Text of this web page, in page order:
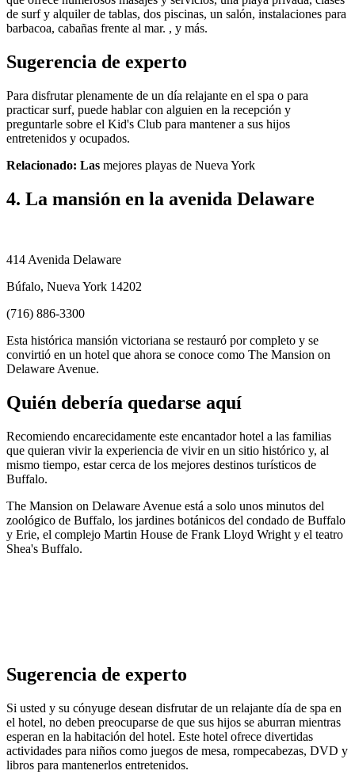
de surf y alquiler de tablas, dos piscinas, un salón, instalaciones para
barbacoa, cabañas frente al mar. , y más.
Sugerencia de experto
Para disfrutar plenamente de un día relajante en el spa o para
practicar surf, puede hablar con alguien en la recepción y
preguntarle sobre el Kid's Club para mantener a sus hijos
entretenidos y ocupados.
Relacionado: Las mejores playas de Nueva York
4. La mansión en la avenida Delaware
414 Avenida Delaware
Búfalo, Nueva York 14202
(716) 886-3300
Esta histórica mansión victoriana se restauró por completo y se
convirtió en un hotel que ahora se conoce como The Mansion on
Delaware Avenue.
Quién debería quedarse aquí
Recomiendo encarecidamente este encantador hotel a las familias
que quieran vivir la experiencia de vivir en un sitio histórico y, al
mismo tiempo, estar cerca de los mejores destinos turísticos de
Buffalo.
The Mansion on Delaware Avenue está a solo unos minutos del
zoológico de Buffalo, los jardines botánicos del condado de Buffalo
y Erie, el complejo Martin House de Frank Lloyd Wright y el teatro
Shea's Buffalo.
Sugerencia de experto
Si usted y su cónyuge desean disfrutar de un relajante día de spa en
el hotel, no deben preocuparse de que sus hijos se aburran mientras
esperan en la habitación del hotel. Este hotel ofrece divertidas
actividades para niños como juegos de mesa, rompecabezas, DVD y
libros para mantenerlos entretenidos.